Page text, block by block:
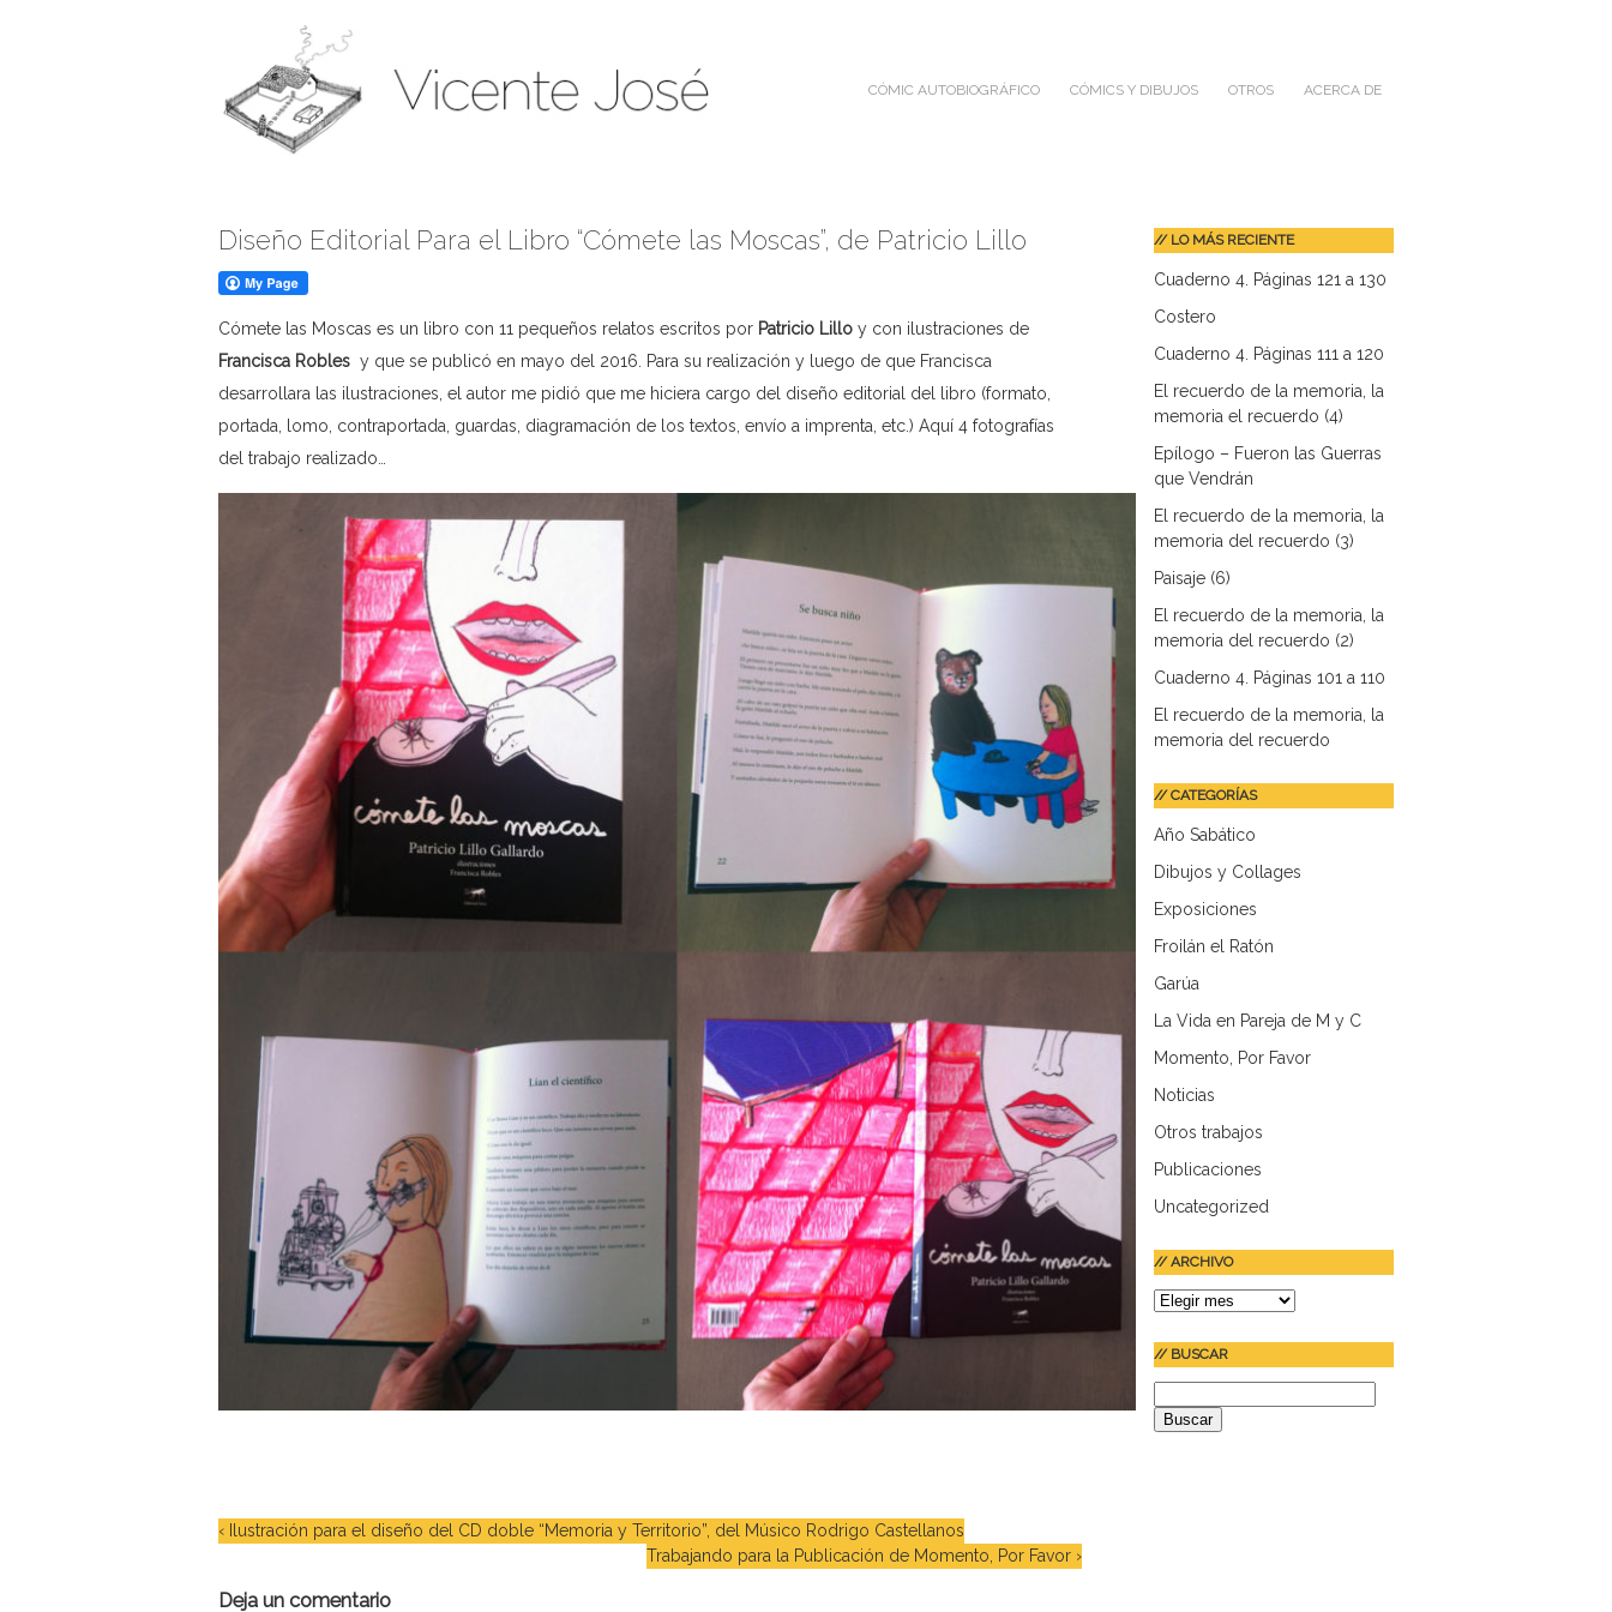
CÓMIC AUTOBIOGRÁFICO CÓMICS Y DIBUJOS OTROS ACERCA DE
Diseño Editorial Para el Libro “Cómete las Moscas”, de Patricio Lillo
Cómete las Moscas es un libro con 11 pequeños relatos escritos por Patricio Lillo y con ilustraciones de
Francisca Robles y que se publicó en mayo del 2016. Para su realización y luego de que Francisca
desarrollara las ilustraciones, el autor me pidió que me hiciera cargo del diseño editorial del libro (formato,
portada, lomo, contraportada, guardas, diagramación de los textos, envío a imprenta, etc.) Aquí 4 fotografías
del trabajo realizado…
‹
Ilustración para el diseño del CD doble “Memoria y Territorio”, del Músico Rodrigo Castellanos
Trabajando para la Publicación de Momento, Por Favor ›
Deja un comentario
// LO MÁS RECIENTE
Cuaderno 4. Páginas 121 a 130
Costero
Cuaderno 4. Páginas 111 a 120
El recuerdo de la memoria, la
memoria el recuerdo (4)
Epílogo – Fueron las Guerras
que Vendrán
El recuerdo de la memoria, la
memoria del recuerdo (3)
Paisaje (6)
El recuerdo de la memoria, la
memoria del recuerdo (2)
Cuaderno 4. Páginas 101 a 110
El recuerdo de la memoria, la
memoria del recuerdo
// CATEGORÍAS
Año Sabático
Dibujos y Collages
Exposiciones
Froilán el Ratón
Garúa
La Vida en Pareja de M y C
Momento, Por Favor
Noticias
Otros trabajos
Publicaciones
Uncategorized
// ARCHIVO
//
// BUSCAR